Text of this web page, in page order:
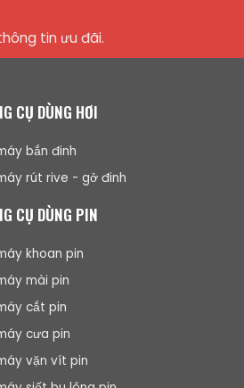
tin ưu đãi.
CỤ DÙNG HƠI
bắn đinh
rút rive - gở đinh
CỤ DÙNG PIN
khoan pin
mài pin
cắt pin
cưa pin
vặn vít pin